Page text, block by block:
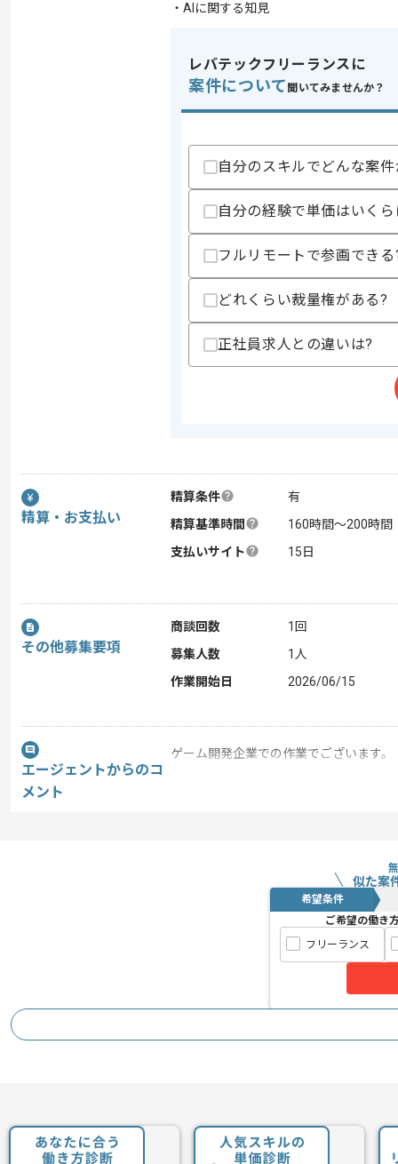
・AIに関する知見
レバテックフリーランスに
案件について 聞いてみませんか？
自分のスキルでどんな案
自分の経験で単価はいく
フルリモートで参画できる
どれくらい裁量権がある?
正社員求人との違いは?
精算・お支払い
精算条件
有
精算基準時間
160時間〜200時間
支払いサイト
15日
その他募集要項
商談回数
1回
募集人数
1人
作業開始日
2026/06/15
エージェントからのコ
メント
ゲーム開発企業での作業でございます。
幅広く経験したい方にオススメです。
似た案
希望条件
ご希望の働き
フリーランス